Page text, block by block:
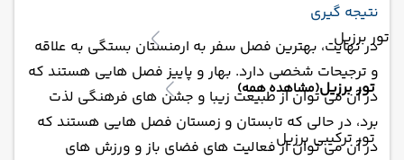
تور برزیل
تور برزیل(مشاهده همه)
تور ترکیبی برزیل
نتیجه گیری
در نهایت، بهترین فصل سفر به ارمنستان بستگی به علاقه
و ترجیحات شخصی دارد. بهار و پاییز فصل هایی هستند که
در آن می توان از طبیعت زیبا و جشن های فرهنگی لذت
برد، در حالی که تابستان و زمستان فصل هایی هستند که
در آن می توان از فعالیت های فضای باز و ورزش های